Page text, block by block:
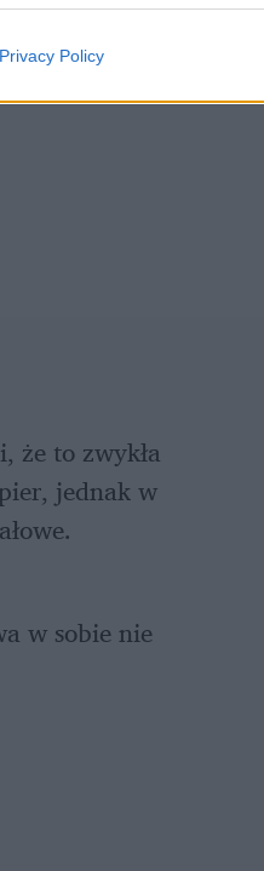
Privacy Policy
że to zwykła
jednak w
w sobie nie